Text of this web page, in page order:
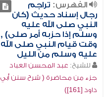
الفهرس: تراجم
رجال إسناد حديث (كان
النبي صلى الله عليه
وسلم إذا حزبه أمر صلى) ,
وقت قيام النبي صلى الله
عليه وسلم من الليل
للشيخ: عبد المحسن العباد
جزء من محاضرة ( شرح سنن أبي
داود [161])